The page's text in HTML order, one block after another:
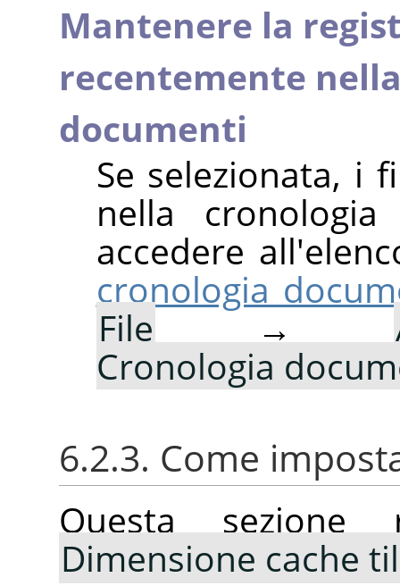
Mantenere la
recentemente
documenti
Se selezionata, i
nella
accedere
cronologia
File →
Cronologia
6.2.3. Come
Questa sezione
Dimensione cache